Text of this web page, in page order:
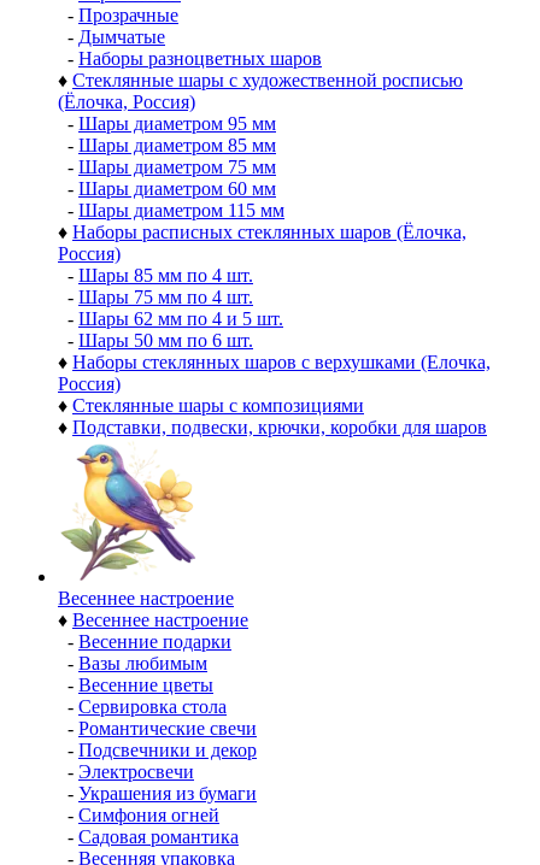
- Прозрачные
- Дымчатые
- Наборы разноцветных шаров
♦ Стеклянные шары с художественной росписью
(Ёлочка, Россия)
- Шары диаметром 95 мм
- Шары диаметром 85 мм
- Шары диаметром 75 мм
- Шары диаметром 60 мм
- Шары диаметром 115 мм
♦ Наборы расписных стеклянных шаров (Ёлочка,
Россия)
- Шары 85 мм по 4 шт.
- Шары 75 мм по 4 шт.
- Шары 62 мм по 4 и 5 шт.
- Шары 50 мм по 6 шт.
♦ Наборы стеклянных шаров с верхушками (Елочка,
Россия)
♦ Стеклянные шары с композициями
♦ Подставки, подвески, крючки, коробки для шаров
Весеннее настроение
♦ Весеннее настроение
- Весенние подарки
- Вазы любимым
- Весенние цветы
- Сервировка стола
- Романтические свечи
- Подсвечники и декор
- Электросвечи
- Украшения из бумаги
- Симфония огней
- Садовая романтика
- Весенняя упаковка